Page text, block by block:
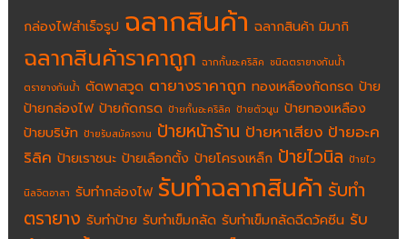
กล่องไฟสำเร็จรูป ฉลากสินค้า ฉลากสินค้า มิมากิ
ฉลากสินค้าราคาถูก ฉากกั้นอะคริลิค ชนิดตรายางกันน้ำ
ตรายางกันน้ำ ตัดพาสวูด ตายางราคาถูก ทองเหลืองกัดกรด ป้าย
ป้ายกล่องไฟ ป้ายกัดกรด ป้ายกั้นอะคริลิค ป้ายตัวนูน ป้ายทองเหลือง
ป้ายบริษัท ป้ายรับสมัครงาน ป้ายหน้าร้าน ป้ายหาเสียง ป้ายอะค
ริลิค ป้ายเราชนะ ป้ายเลือกตั้ง ป้ายโครงเหล็ก ป้ายไวนิล ป้ายไว
นิลจิตอาสา รับทำกล่องไฟ รับทำฉลากสินค้า รับทำ
ตรายาง รับทำป้าย รับทำเข็มกลัด รับทำเข็มกลัดฉีดวัคซีน รับ